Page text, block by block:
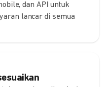
dan API untuk
lancar di semua